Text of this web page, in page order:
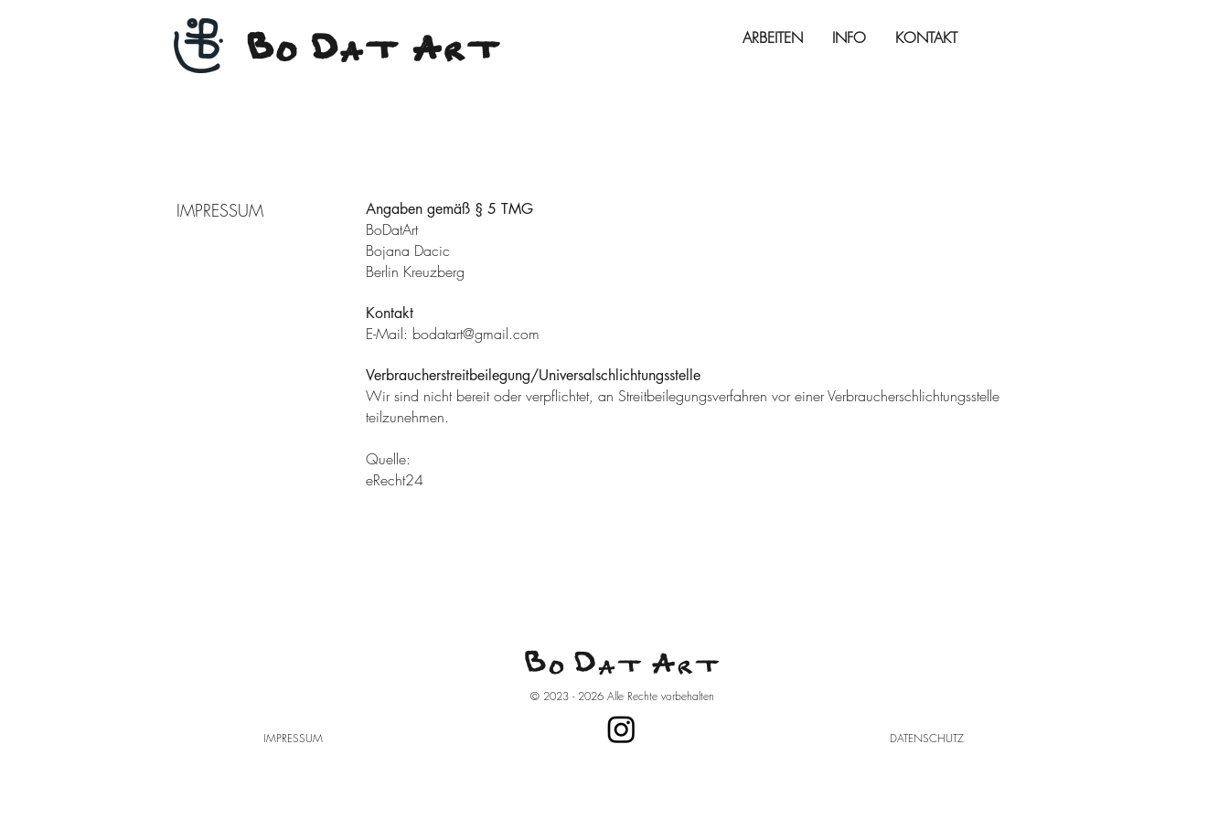
BO DAT ART
ARBEITEN INFO KONTAKT
IMPRESSUM Angaben gemäß § 5 TMG
BoDatArt
Bojana Dacic
Berlin Kreuzberg
Kontakt
E-Mail: bodatart@gmail.com
Verbraucherstreitbeilegung/Universalschlichtungsstelle
Wir sind nicht bereit oder verpflichtet, an Streitbeilegungsverfahren vor einer Verbraucherschlichtungsstelle
teilzunehmen.
Quelle:
eRecht24
BO DAT ART
© 2023 - 2026 Alle Rechte vorbehalten
IMPRESSUM DATENSCHUTZ